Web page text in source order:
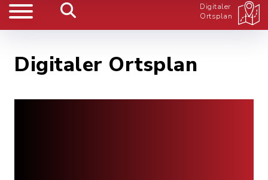
Digitaler
Ortsplan
Digitaler Ortsplan